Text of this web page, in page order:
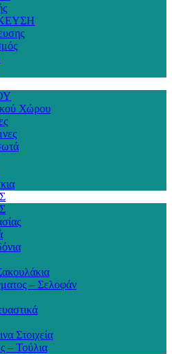
Χώρου
– Σελοφάν
Στοιχεία
– Τούλια